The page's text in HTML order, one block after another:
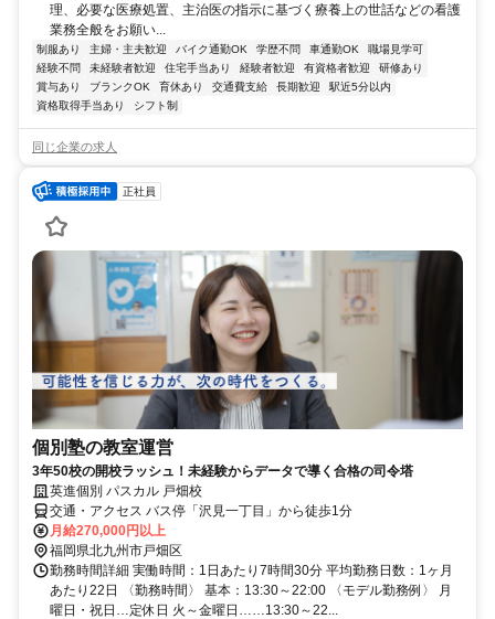
理、必要な医療処置、主治医の指示に基づく療養上の世話などの看護
業務全般をお願い...
制服あり 主婦・主夫歓迎 バイク通勤OK 学歴不問 車通勤OK
職場見学可
経験不問
未経験者歓迎 住宅手当あり 経験者歓迎 有資格者歓迎
研修あり
賞与あり
ブランクOK 育休あり 交通費支給 長期歓迎
駅近5分以内
資格取得手当あり
シフト制
同じ企業の求人
正社員
個別塾の教室運営
3年50校の開校ラッシュ！未経験からデータで導く合格の司令塔
英進個別 パスカル 戸畑校
交通・アクセス バス停「沢見一丁目」から徒歩1分
月給270,000円以上
福岡県北九州市戸畑区
勤務時間詳細 実働時間：1日あたり7時間30分 平均勤務日数：1ヶ月
あたり22日 〈勤務時間〉 基本：13:30～22:00 〈モデル勤務例〉 月
曜日・祝日…定休日 火～金曜日……13:30～22...